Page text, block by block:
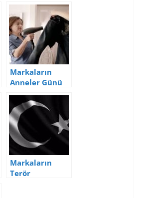
Markaların
Anneler Günü
Reklam
Videoları
Markaların
Terör